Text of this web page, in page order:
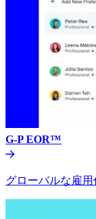
G-P EOR™​​
グローバルな雇用